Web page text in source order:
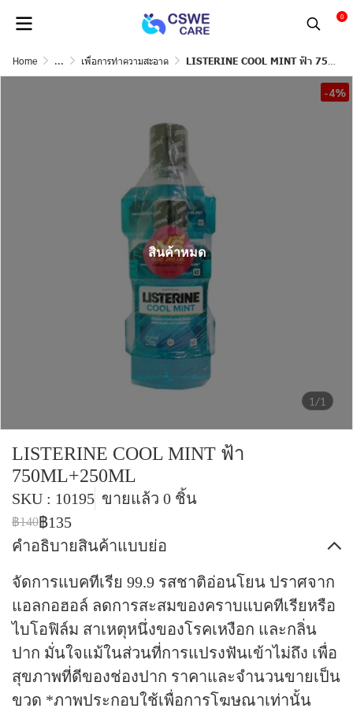
0
Home ... เพื่อการทำความสะอาด LISTERINE COOL MINT ฟ้า 750ML+250ML
1/1
-4%
สินค้าหมด
LISTERINE COOL MINT ฟ้า
750ML+250ML
SKU : 10195 ขายแล้ว 0 ชิ้น
฿140฿135
คำอธิบายสินค้าแบบย่อ
จัดการแบคทีเรีย 99.9 รสชาติอ่อนโยน ปราศจาก
แอลกอฮอล์ ลดการสะสมของคราบแบคทีเรียหรือ
ไบโอฟิล์ม สาเหตุหนึ่งของโรคเหงือก และกลิ่น
ปาก มั่นใจแม้ในส่วนที่การแปรงฟันเข้าไม่ถึง เพื่อ
สุขภาพที่ดีของช่องปาก ราคาและจำนวนขายเป็น
ขวด *ภาพประกอบใช้เพื่อการโฆษณาเท่านั้น